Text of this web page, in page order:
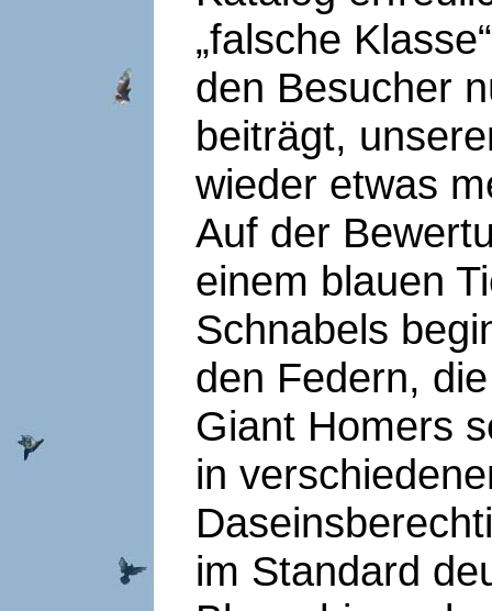
„falsche
den Besucher
beiträgt,
wieder etwas
Auf der
einem blauen
Schnabels
den Federn,
Giant Homers
in
im Standard